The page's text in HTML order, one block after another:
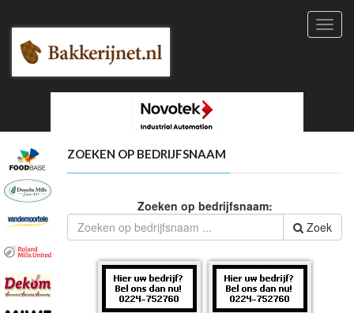
ZOEKEN OP BEDRIJFSNAAM
Zoeken op bedrijfsnaam:
Zoek